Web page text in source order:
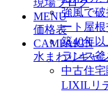
MENU
価格表
CAMPAIGN
水まわりキャ
強風で
ート屋
築40年
ランス
中古住
LIXILリ